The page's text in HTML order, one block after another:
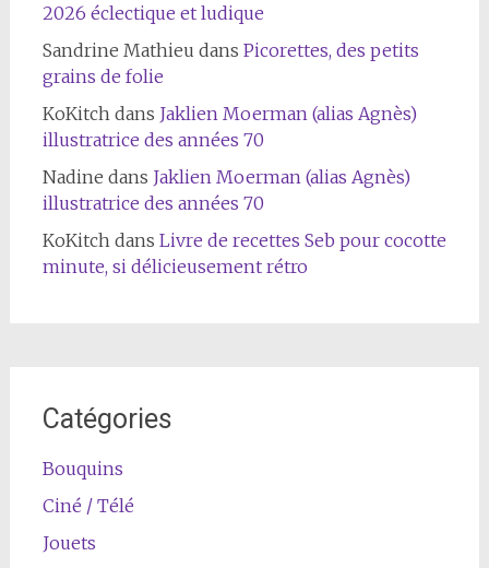
2026 éclectique et ludique
Sandrine Mathieu dans Picorettes, des petits
grains de folie
KoKitchdans Jaklien Moerman (alias Agnès)
illustratrice des années 70
Nadine dans Jaklien Moerman (alias Agnès)
illustratrice des années 70
KoKitchdans Livre de recettes Seb pour cocotte
minute, si délicieusement rétro
Catégories
Bouquins
Ciné / Télé
Jouets